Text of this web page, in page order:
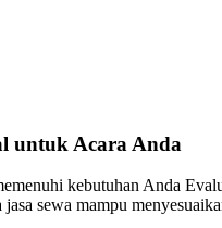
untuk Acara Anda
kebutuhan Anda
sewa mampu